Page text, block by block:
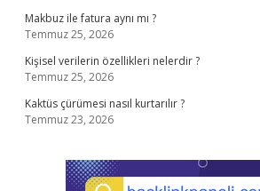
Makbuz ile fatura aynı mı ?
Temmuz 25, 2026
Kişisel verilerin özellikleri nelerdir ?
Temmuz 25, 2026
Kaktüs çürümesi nasıl kurtarılır ?
Temmuz 23, 2026